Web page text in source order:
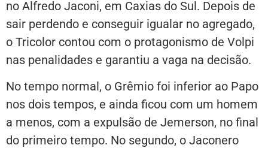
no Alfredo Jaconi, em Caxias do Sul. Depois de
sair perdendo e conseguir igualar no agregado,
o Tricolor contou com o protagonismo de Volpi
nas penalidades e garantiu a vaga na decisão.
No tempo normal, o Grêmio foi inferior ao Papo
nos dois tempos, e ainda ficou com um homem
a menos, com a expulsão de Jemerson, no final
do primeiro tempo. No segundo, o Jaconero